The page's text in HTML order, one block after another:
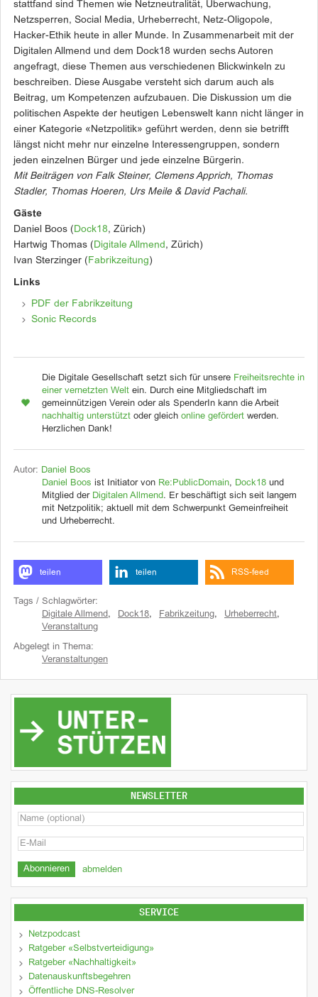
stattfand sind Themen wie Netzneutralität, Überwachung,
Netzsperren, Social Media, Urheberrecht, Netz-Oligopole,
Hacker-Ethik heute in aller Munde. In Zusammenarbeit mit der
Digitalen Allmend und dem Dock18 wurden sechs Autoren
angefragt, diese Themen aus verschiedenen Blickwinkeln zu
beschreiben. Diese Ausgabe versteht sich darum auch als
Beitrag, um Kompetenzen aufzubauen. Die Diskussion um die
politischen Aspekte der heutigen Lebenswelt kann nicht länger in
einer Kategorie «Netzpolitik» geführt werden, denn sie betrifft
längst nicht mehr nur einzelne Interessengruppen, sondern
jeden einzelnen Bürger und jede einzelne Bürgerin.
Mit Beiträgen von Falk Steiner, Clemens Apprich, Thomas
Stadler, Thomas Hoeren, Urs Meile & David Pachali.
Gäste
Daniel Boos ( Dock18, Zürich)
Hartwig Thomas ( Digitale Allmend , Zürich)
Ivan Sterzinger (Fabrikzeitung)
Links
PDF der Fabrikzeitung
Sonic Records
Die Digitale Gesellschaft setzt sich für unsere Freiheitsrechte in
einer vernetzten Welt ein. Durch eine Mitgliedschaft im
gemeinnützigen Verein oder als SpenderIn kann die Arbeit
nachhaltig unterstützt oder gleich online gefördert werden.
Herzlichen Dank!
Autor: Daniel Boos
Daniel Boos ist Initiator von Re:PublicDomain, Dock18 und
Mitglied der Digitalen Allmend. Er beschäftigt sich seit langem
mit Netzpolitik; aktuell mit dem Schwerpunkt Gemeinfreiheit
und Urheberrecht.
teilen teilen RSS-feed
Tags / Schlagwörter:
Digitale Allmend, Dock18, Fabrikzeitung, Urheberrecht,
Veranstaltung
Abgelegt in Thema:
Veranstaltungen
NEWSLETTER
abmelden
SERVICE
Netzpodcast
Ratgeber «Selbstverteidigung»
Ratgeber «Nachhaltigkeit»
Datenauskunftsbegehren
Öffentliche DNS-Resolver